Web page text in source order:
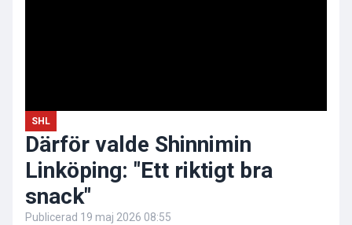
SHL
Därför valde Shinnimin
Linköping: "Ett riktigt bra
snack"
Publicerad 19 maj 2026 08:55